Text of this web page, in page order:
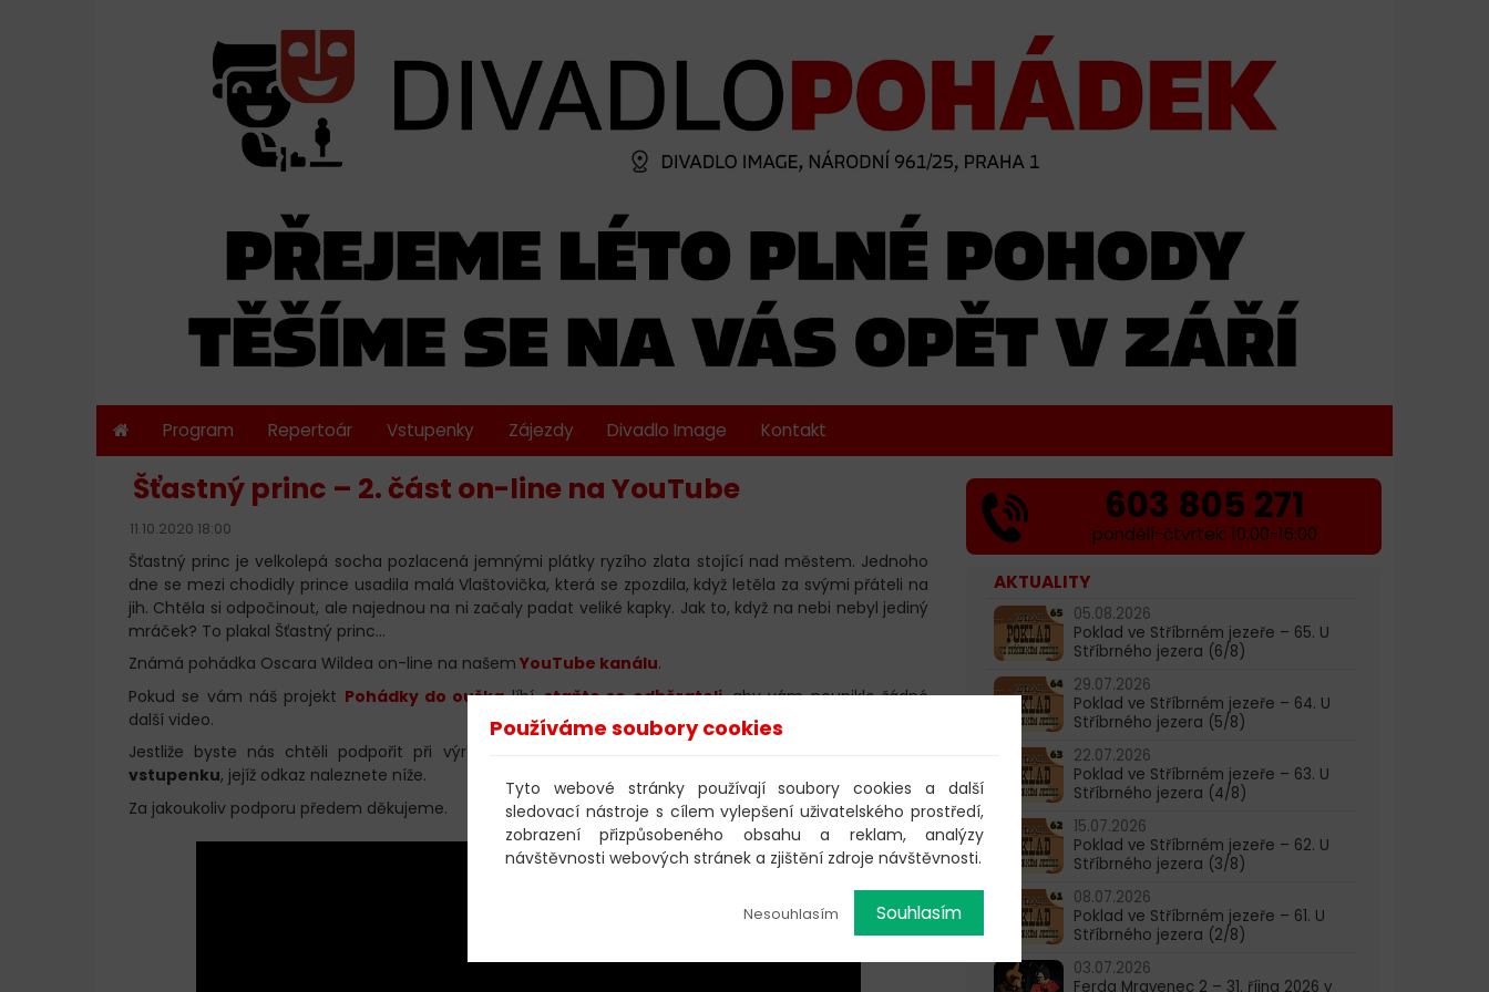
Program Repertoár Vstupenky Zájezdy Divadlo Image Kontakt
Šťastný princ – 2. část on-line na YouTube
11.10.2020 18:00
Šťastný princ je velkolepá socha pozlacená jemnými plátky ryzího zlata stojící nad městem. Jednoho
dne se mezi chodidly prince usadila malá Vlaštovička, která se zpozdila, když letěla za svými přáteli na
jih. Chtěla si odpočinout, ale najednou na ni začaly padat veliké kapky. Jak to, když na nebi nebyl jediný
mráček? To plakal Šťastný princ...
Známá pohádka Oscara Wildea on-line na našem YouTube kanálu.
Pokud se vám náš projekt Pohádky do ouškalíbí,staňte se odběrateli, aby vám neuniklo žádné
další video.
Jestliže byste nás chtěli podpořit při výrobě dalších pohádek, můžete si zakoupit
vstupenku, jejíž odkaz naleznete níže.
Za jakoukoliv podporu předem děkujeme.
603 805 271
pondělí-čtvrtek: 10:00-16:00
AKTUALITY
05.08.2026
Poklad ve Stříbrném jezeře – 65. U
Stříbrného jezera (6/8)
29.07.2026
Poklad ve Stříbrném jezeře – 64. U
Stříbrného jezera (5/8)
22.07.2026
Poklad ve Stříbrném jezeře – 63. U
Stříbrného jezera (4/8)
15.07.2026
Poklad ve Stříbrném jezeře – 62. U
Stříbrného jezera (3/8)
08.07.2026
Poklad ve Stříbrném jezeře – 61. U
Stříbrného jezera (2/8)
03.07.2026
Ferda Mravenec 2 – 31. října 2026 v
Používáme soubory cookies
Tyto webové stránky používají soubory cookies a další
sledovací nástroje s cílem vylepšení uživatelského prostředí,
zobrazení přizpůsobeného obsahu a reklam, analýzy
návštěvnosti webových stránek a zjištění zdroje návštěvnosti.
Nesouhlasím Souhlasím